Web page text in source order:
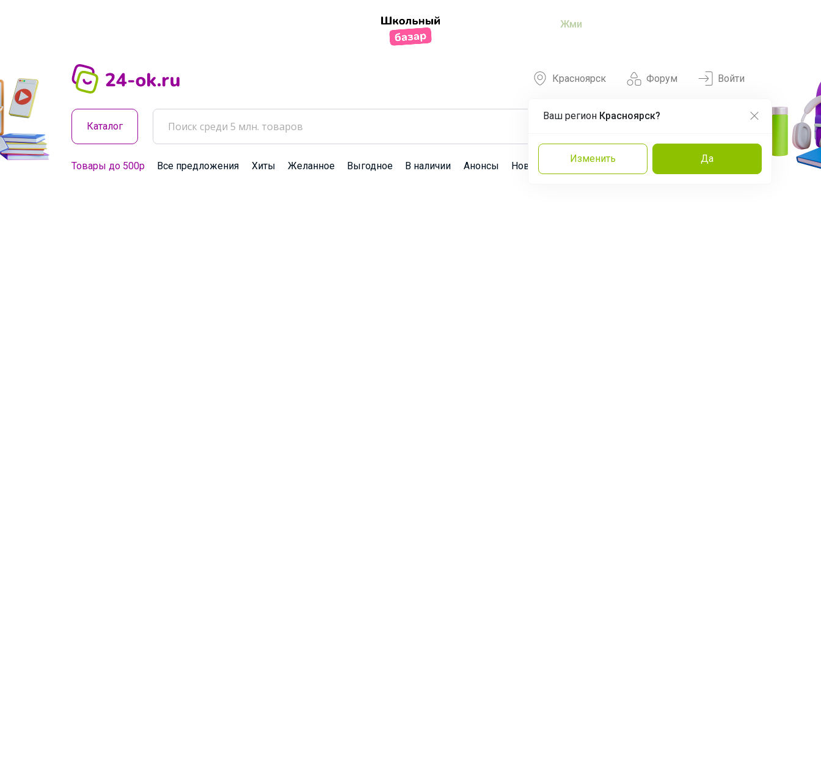
Жми
Форум
Красноярск
Ваш регион Красноярск?
Изменить Да
Войти
Каталог
Товары до 500р Все предложения Хиты Желанное Выгодное В наличии Анонсы Новости Команда Эксперты